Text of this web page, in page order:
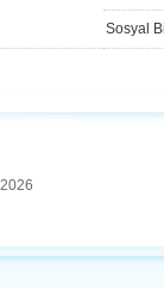
Sosyal